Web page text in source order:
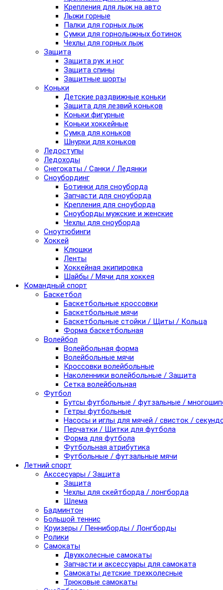
Крепления для лыж на авто
Лыжи горные
Палки для горных лыж
Сумки для горнолыжных ботинок
Чехлы для горных лыж
Защита
Защита рук и ног
Защита спины
Защитные шорты
Коньки
Детские раздвижные коньки
Защита для лезвий коньков
Коньки фигурные
Коньки хоккейные
Сумка для коньков
Шнурки для коньков
Ледоступы
Ледоходы
Снегокаты / Санки / Ледянки
Сноубординг
Ботинки для сноуборда
Запчасти для сноуборда
Крепления для сноуборда
Сноуборды мужские и женские
Чехлы для сноуборда
Сноутюбинги
Хоккей
Клюшки
Ленты
Хоккейная экипировка
Шайбы / Мячи для хоккея
Командный спорт
Баскетбол
Баскетбольные кроссовки
Баскетбольные мячи
Баскетбольные стойки / Щиты / Кольца
Форма баскетбольная
Волейбол
Волейбольная форма
Волейбольные мячи
Кроссовки волейбольные
Наколенники волейбольные / Защита
Сетка волейбольная
Футбол
Бутсы футбольные / футзальные /
Гетры футбольные
Насосы и иглы для мячей / свисток /
Перчатки / Щитки для футбола
Форма для футбола
Футбольная атрибутика
Футбольные / футзальные мячи
Летний спорт
Акссесуары / Защита
Защита
Чехлы для скейтборда / лонгборда
Шлема
Бадминтон
Большой теннис
Круизеры / Пенниборды / Лонгборды
Ролики
Самокаты
Двухколесные самокаты
Запчасти и аксессуары для самоката
Самокаты детские трехколесные
Трюковые самокаты